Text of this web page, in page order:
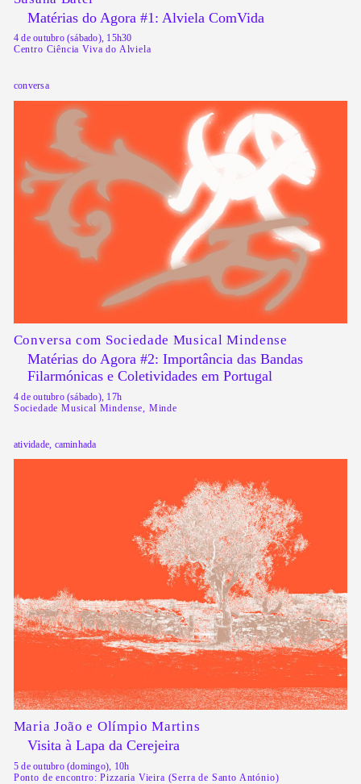
Matérias do Agora #1: Alviela ComVida
4 de outubro (sábado), 15h30
Centro Ciência Viva do Alviela
conversa
Conversa com Sociedade Musical Mindense
Matérias do Agora #2: Importância das Bandas
Filarmónicas e Coletividades em Portugal
4 de outubro (sábado), 17h
Sociedade Musical Mindense, Minde
atividade, caminhada
Maria João e Olímpio Martins
Visita à Lapa da Cerejeira
5 de outubro (domingo), 10h
Ponto de encontro: Pizzaria Vieira (Serra de Santo António)